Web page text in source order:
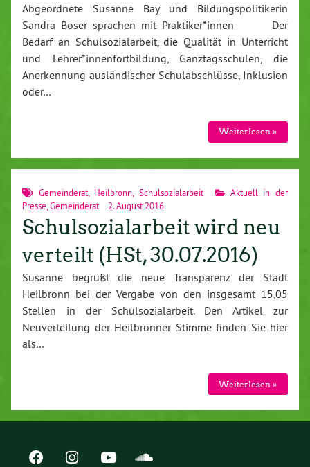
Abgeordnete Susanne Bay und Bildungspolitikerin
Sandra Boser sprachen mit Praktiker*innen Der
Bedarf an Schulsozialarbeit, die Qualität in Unterricht
und Lehrer*innenfortbildung, Ganztagsschulen, die
Anerkennung ausländischer Schulabschlüsse, Inklusion
oder…
Weiterlesen »
Gemeinderat, Heilbronn Schulsozialarbeit
Aktuell in der
Presse Gemeinderat 2. August 2016
Schulsozialarbeit wird neu
verteilt (HSt, 30.07.2016)
Susanne begrüßt die neue Transparenz der Stadt
Heilbronn bei der Vergabe von den insgesamt 15,05
Stellen in der Schulsozialarbeit. Den Artikel zur
Neuverteilung der Heilbronner Stimme finden Sie hier
als…
Weiterlesen »